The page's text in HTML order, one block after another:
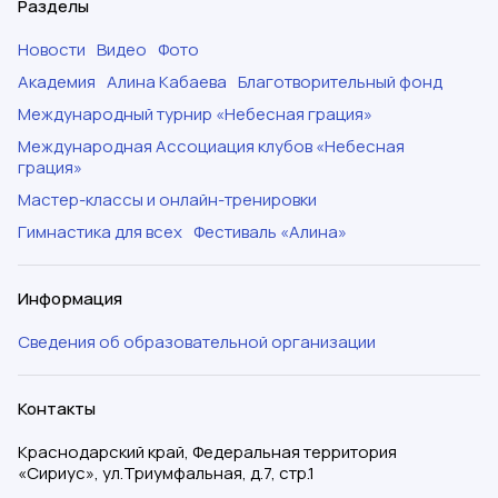
Разделы
Новости Видео Фото
Академия Алина Кабаева Благотворительный фонд
Международный турнир «Небесная грация»
Международная Ассоциация клубов «Небесная
грация»
Мастер-классы и онлайн-тренировки
Гимнастика для всех Фестиваль «Алина»
Информация
Сведения об образовательной организации
Контакты
Краснодарский край, Федеральная территория
«Сириус», ул.Триумфальная, д.7, стр.1